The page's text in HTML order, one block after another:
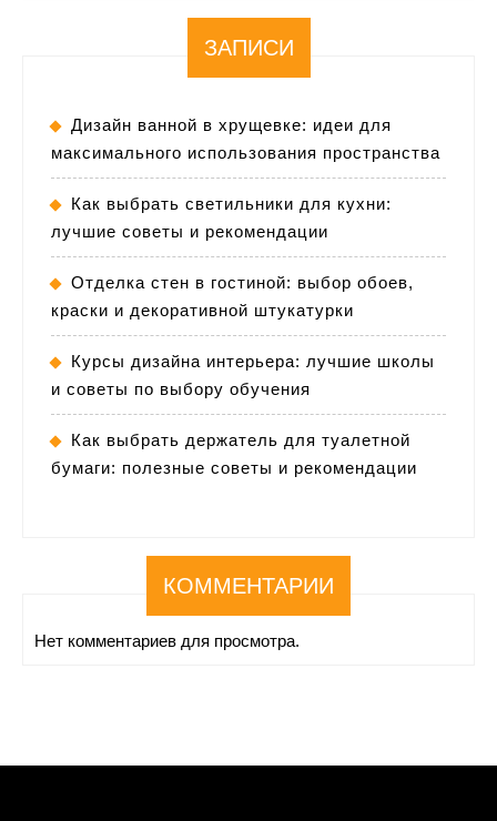
ЗАПИСИ
Дизайн ванной в хрущевке: идеи для
максимального использования пространства
Как выбрать светильники для кухни:
лучшие советы и рекомендации
Отделка стен в гостиной: выбор обоев,
краски и декоративной штукатурки
Курсы дизайна интерьера: лучшие школы
и советы по выбору обучения
Как выбрать держатель для туалетной
бумаги: полезные советы и рекомендации
КОММЕНТАРИИ
Нет комментариев для просмотра.